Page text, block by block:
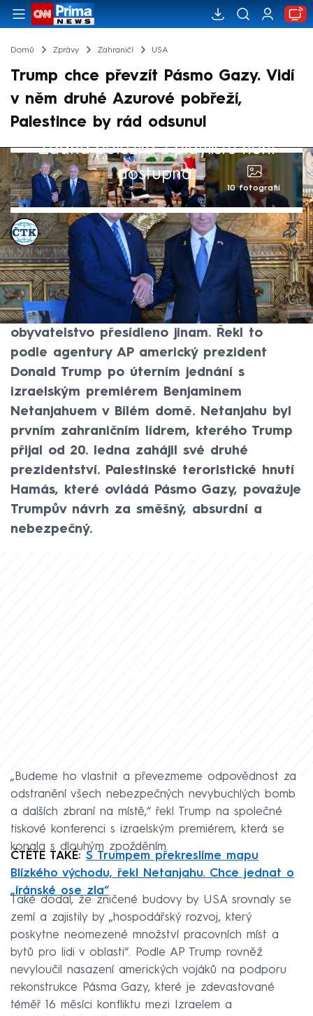
Domů Zprávy Zahraničí USA
Trump chce převzít Pásmo Gazy. Vidí
v něm druhé Azurové pobřeží,
Palestince by rád odsunul
Žádná položka z playlistu není
dostupná.
10 fotografií
ČTK
Akt. 5. úno 2025, 08:07• 5. úno 2025, 06:39
Spojené státy chtějí převzít kontrolu a
vlastnictví nad Pásmem Gazy a přestavět
ho poté, co bude místní palestinské
obyvatelstvo přesídleno jinam. Řekl to
podle agentury AP americký prezident
Donald Trump po úterním jednání s
izraelským premiérem Benjaminem
Netanjahuem v Bílém domě. Netanjahu byl
prvním zahraničním lídrem, kterého Trump
přijal od 20. ledna zahájil své druhé
prezidentství. Palestinské teroristické hnutí
Hamás, které ovládá Pásmo Gazy, považuje
Trumpův návrh za směšný, absurdní a
nebezpečný.
„Budeme ho vlastnit a převezmeme odpovědnost za
odstranění všech nebezpečných nevybuchlých bomb
a dalších zbraní na místě,“ řekl Trump na společné
tiskové konferenci s izraelským premiérem, která se
konala s dlouhým zpožděním.
ČTĚTE TAKÉ: S Trumpem překreslíme mapu
Blízkého východu, řekl Netanjahu. Chce jednat o
„íránské ose zla“
Také dodal, že zničené budovy by USA srovnaly se
zemí a zajistily by „hospodářský rozvoj, který
poskytne neomezené množství pracovních míst a
bytů pro lidi v oblasti“. Podle AP Trump rovněž
nevyloučil nasazení amerických vojáků na podporu
rekonstrukce Pásma Gazy, které je zdevastované
téměř 16 měsíci konfliktu mezi Izraelem a